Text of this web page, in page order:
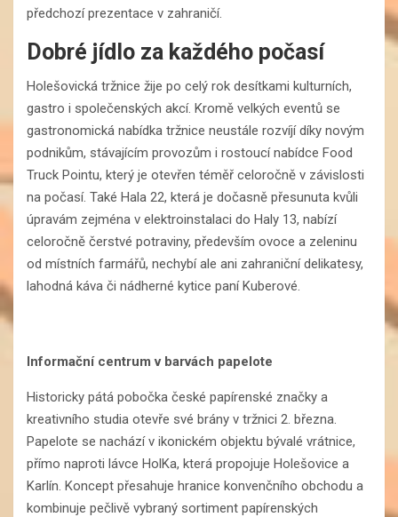
předchozí prezentace v zahraničí.
Dobré jídlo za každého počasí
Holešovická tržnice žije po celý rok desítkami kulturních,
gastro i společenských akcí. Kromě velkých eventů se
gastronomická nabídka tržnice neustále rozvíjí díky novým
podnikům, stávajícím provozům i rostoucí nabídce Food
Truck Pointu, který je otevřen téměř celoročně v závislosti
na počasí. Také Hala 22, která je dočasně přesunuta kvůli
úpravám zejména v elektroinstalaci do Haly 13, nabízí
celoročně čerstvé potraviny, především ovoce a zeleninu
od místních farmářů, nechybí ale ani zahraniční delikatesy,
lahodná káva či nádherné kytice paní Kuberové.
Informační centrum v barvách papelote
Historicky pátá pobočka české papírenské značky a
kreativního studia otevře své brány v tržnici 2. března.
Papelote se nachází v ikonickém objektu bývalé vrátnice,
přímo naproti lávce HolKa, která propojuje Holešovice a
Karlín. Koncept přesahuje hranice konvenčního obchodu a
kombinuje pečlivě vybraný sortiment papírenských